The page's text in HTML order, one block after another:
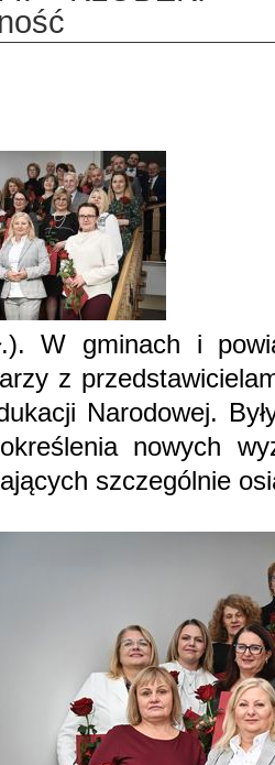
W gminach i
z
Narodowej.
nowych
szczególnie